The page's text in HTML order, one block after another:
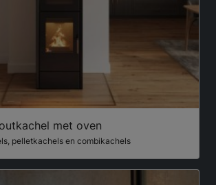
met oven
pelletkachels en combikachels